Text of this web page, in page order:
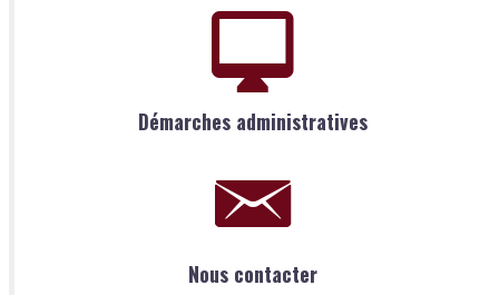
Démarches administratives
Nous contacter